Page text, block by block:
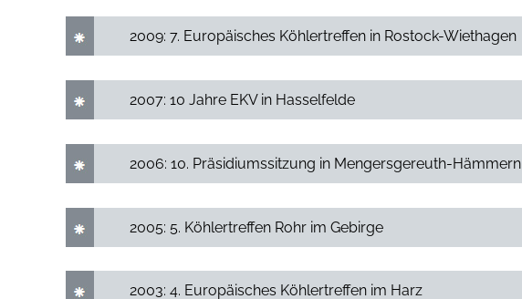
2009: 7. Europäisches Köhlertreffen in Rostock-Wiethagen
2007: 10 Jahre EKV in Hasselfelde
2006: 10. Präsidiumssitzung in Mengersgereuth-Hämmern
2005: 5. Köhlertreffen Rohr im Gebirge
2003: 4. Europäisches Köhlertreffen im Harz